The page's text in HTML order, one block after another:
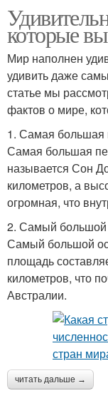
которые
Мир наполнен
удивить даже
статье мы
фактов о мире,
1. Самая
Самая большая
называется Сон
километров, а
огромная, что
2. Самый большой
Самый большой
площадь
километров, что
Австралии.
читать дальше →